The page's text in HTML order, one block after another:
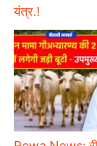
यंत्र.!